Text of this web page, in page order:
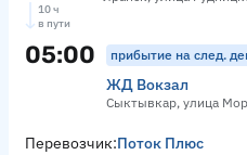
10 ч
в пути
05:00 прибытие на след.
ЖД Вокзал
Сыктывкар, улица
Перевозчик:Поток Плюс